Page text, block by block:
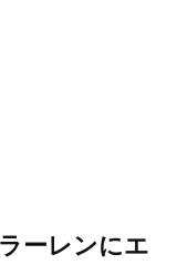
ーレンにエ